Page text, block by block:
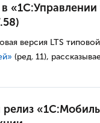
«1С:Управлении
версия LTS
(ред. 11),